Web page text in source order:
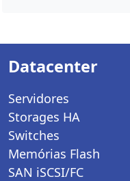
Datacenter
Servidores
Storages HA
Switches
Memórias Flash
SAN iSCSI/FC